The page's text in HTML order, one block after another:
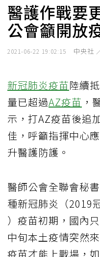
醫護作戰要
公會籲開放
2021-06-22 19:02:15 中央社
新冠肺炎疫苗陸續
量已超過AZ疫苗 ，
示，打AZ疫苗後追
佳，呼籲指揮中心
升醫護防護。
醫師公會全聯會秘
種新冠肺炎（2019
）疫苗初期，國內
中旬本土疫情突然來
疫苗才能上戰場，